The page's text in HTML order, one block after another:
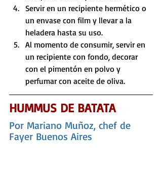
Servir en un recipiente hermético o
un envase con film y llevar a la
heladera hasta su uso.
Al momento de consumir, servir en
un recipiente con fondo, decorar
con el pimentón en polvo y
perfumar con aceite de oliva.
HUMMUS DE BATATA
Por Mariano Muñoz, chef de
Fayer Buenos Aires